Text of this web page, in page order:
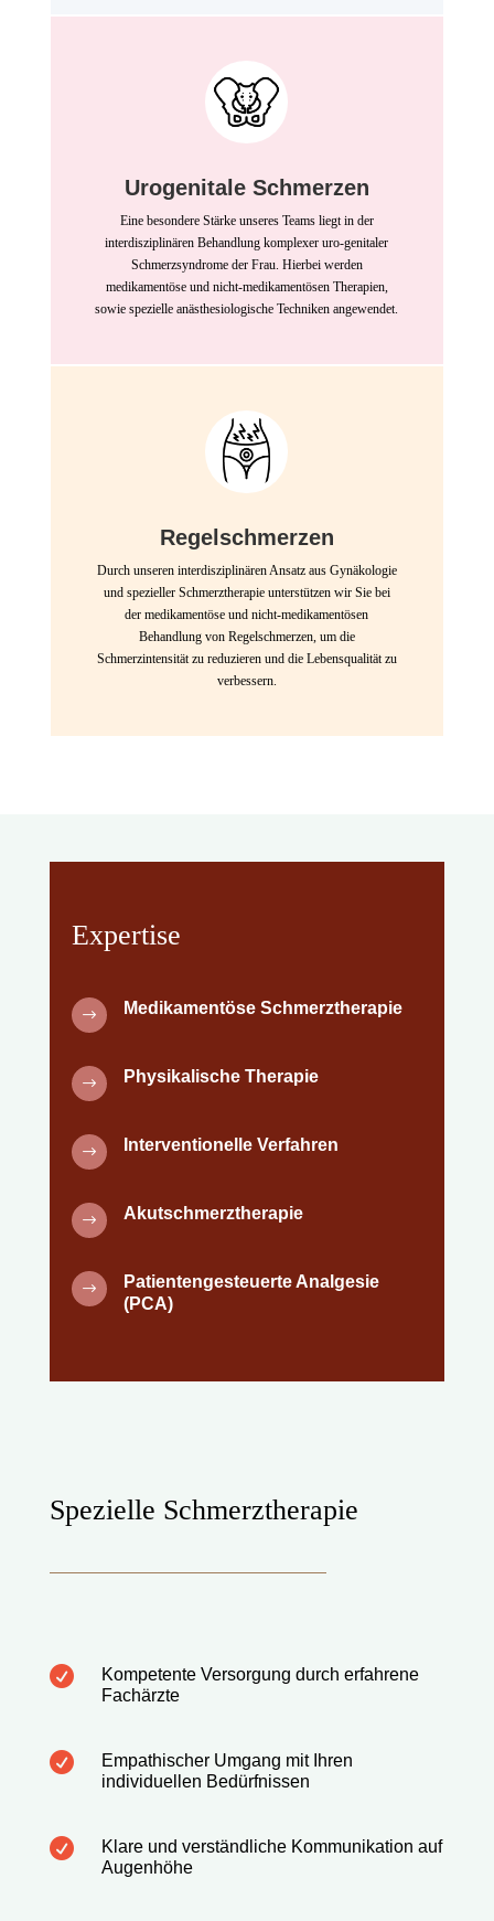
Urogenitale Schmerzen
Eine besondere Stärke unseres Teams liegt in der
interdisziplinären Behandlung komplexer uro-genitaler
Schmerzsyndrome der Frau. Hierbei werden
medikamentöse und nicht-medikamentösen Therapien,
sowie spezielle anästhesiologische Techniken angewendet.
Regelschmerzen
Durch unseren interdisziplinären Ansatz aus Gynäkologie
und spezieller Schmerztherapie unterstützen wir Sie bei
der medikamentöse und nicht-medikamentösen
Behandlung von Regelschmerzen, um die
Schmerzintensität zu reduzieren und die Lebensqualität zu
verbessern.
Expertise
$ Medikamentöse Schmerztherapie
$ Physikalische Therapie
$ Interventionelle Verfahren
$ Akutschmerztherapie
$
Patientengesteuerte Analgesie
(PCA)
Spezielle Schmerztherapie

Kompetente Versorgung durch erfahrene
Fachärzte

Empathischer Umgang mit Ihren
individuellen Bedürfnissen

Klare und verständliche Kommunikation auf
Augenhöhe